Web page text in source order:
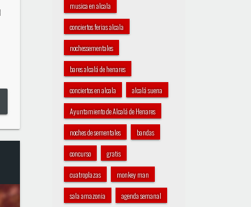
musica en alcala
conciertos ferias alcala
nochessementales
bares alcalá de henares
conciertos en alcala alcalá suena
Ayuntamiento de Alcalá de Henares
noches de sementales bandas
concurso gratis
cuatroplazas monkey man
sala amazonia agenda semanal